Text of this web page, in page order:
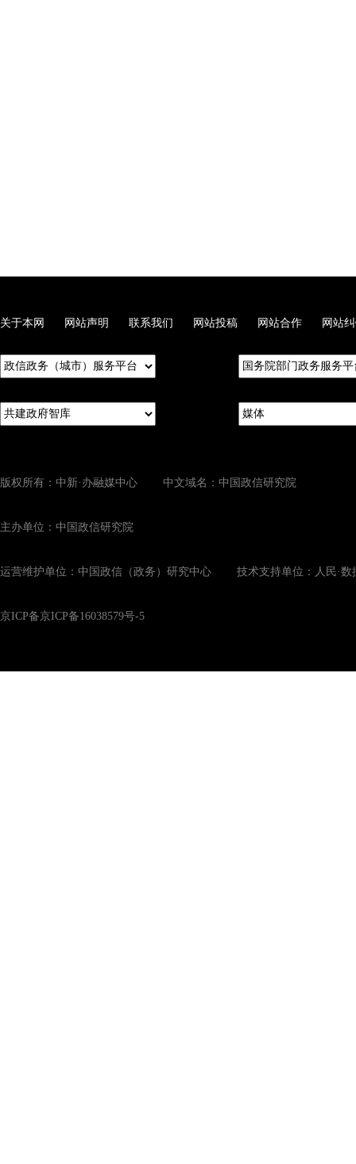
关于本网 网站声明 联系我们 网站投稿 网站合作 网站
版权所有：中新·办融媒中心 中文域名：中国政信研究院
主办单位：中国政信研究院
运营维护单位：中国政信（政务）研究中心 技术支持单位：人民·数
京ICP备京ICP备16038579号-5